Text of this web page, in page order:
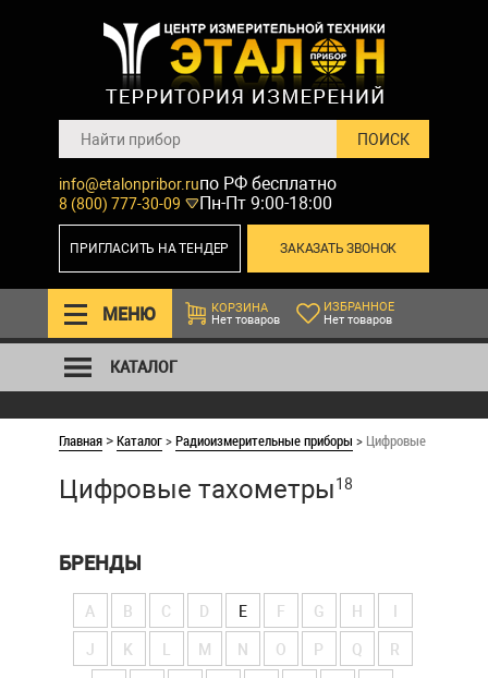
info@etalonpribor.ru
8 (800) 777-30-09
по РФ бесплатно
Пн-Пт 9:00-18:00
ЗАКАЗАТЬ ЗВОНОК
ПРИГЛАСИТЬ НА ТЕНДЕР
МЕНЮ
КОРЗИНА
Нет товаров
ИЗБРАННОЕ
Нет товаров
КАТАЛОГ
Главная >Каталог>Радиоизмерительные приборы > Цифровые
Цифровые тахометры18
БРЕНДЫ
A B C D E F G H
J K M N O P Q R